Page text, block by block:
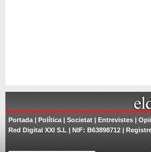
Portada|Política|Societat|Entrevistes|
Red Digital XXI S.L | NIF: B63898712 |